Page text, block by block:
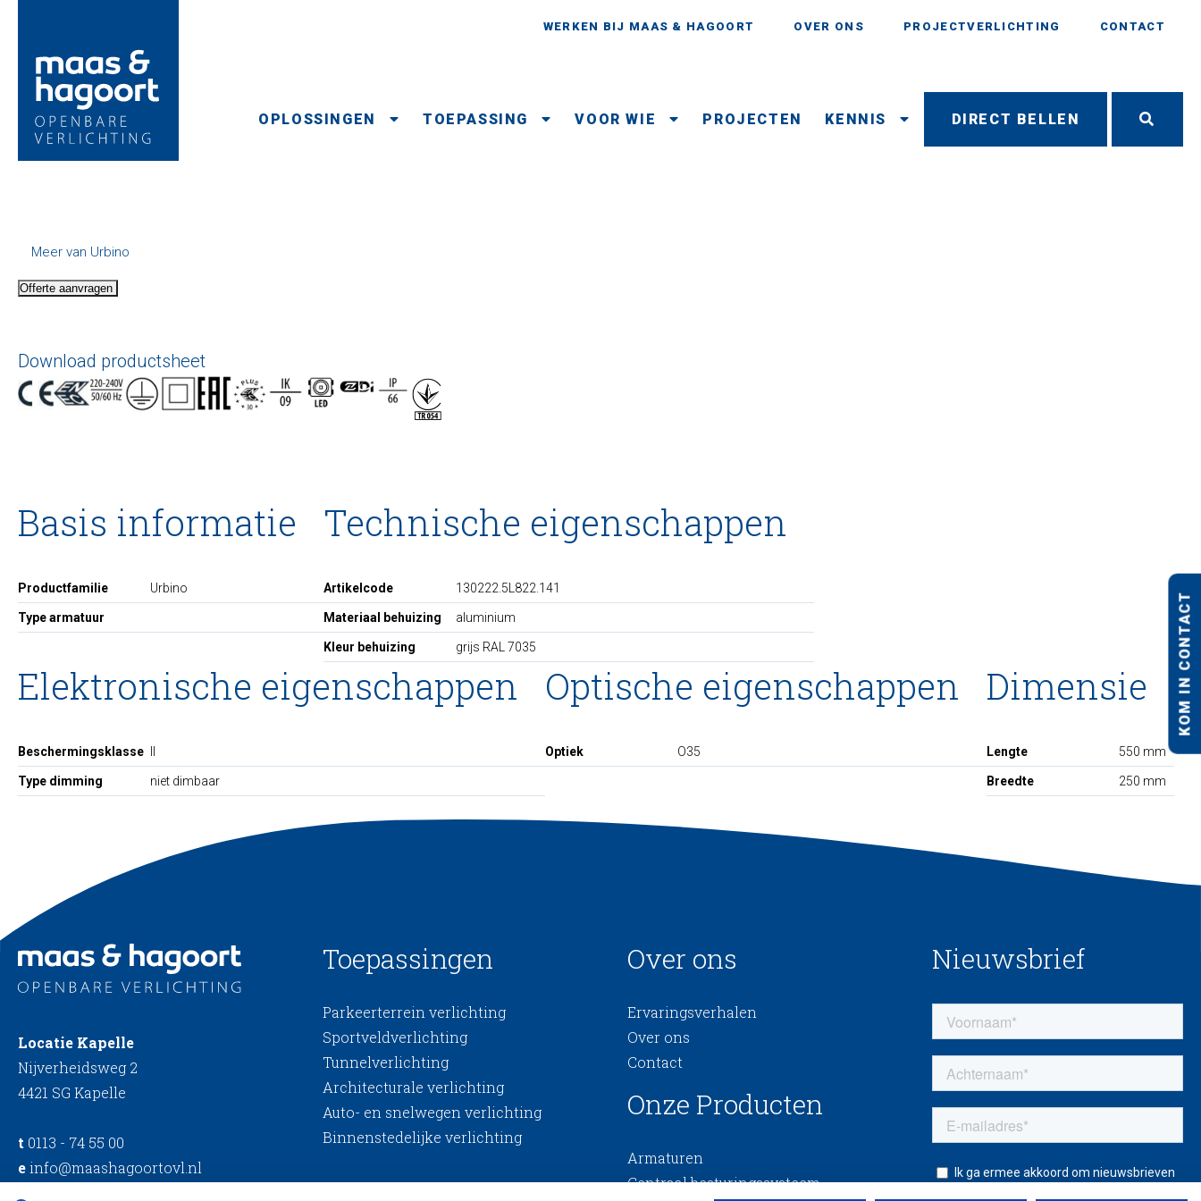
KOM IN CONTACT
WERKEN BIJ MAAS & HAGOORT OVER ONS PROJECTVERLICHTING CONTACT
OPLOSSINGEN TOEPASSING VOOR WIE PROJECTEN KENNIS DIRECT BELLEN
Meer van Urbino
Offerte aanvragen
Download productsheet
Basis informatie
Productfamilie Urbino
Type armatuur
Technische eigenschappen
Artikelcode 130222.5L822.141
Materiaal behuizing aluminium
Kleur behuizing grijs RAL 7035
Elektronische eigenschappen
Beschermingsklasse
Type dimming niet dimbaar
Optische eigenschappen
Optiek O35
Dimensie
Lengte 550 mm
Breedte 250 mm
Locatie Kapelle
Nijverheidsweg 2
4421 SG Kapelle
t 0113 - 74 55 00
einfo@maashagoortovl.nl
Toepassingen
Parkeerterrein verlichting
Sportveldverlichting
Tunnelverlichting
Architecturale verlichting
Auto- en snelwegen verlichting
Binnenstedelijke verlichting
Over ons
Ervaringsverhalen
Over ons
Contact
Onze Producten
Armaturen
Centraal besturingssysteem
Nieuwsbrief